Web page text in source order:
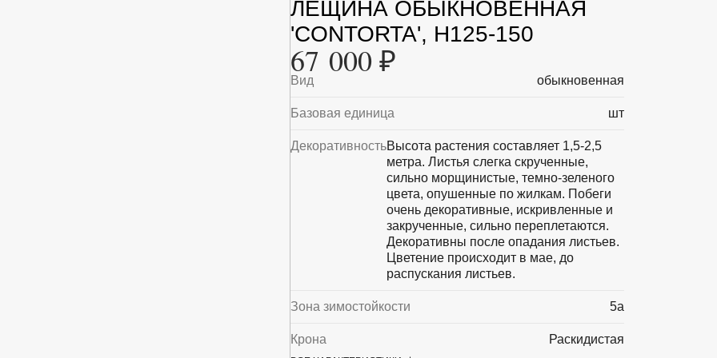
ЛЕЩИНА ОБЫКНОВЕННАЯ
'CONTORTA', H125-150
67 000 ₽
Вид обыкновенная
Базовая единица шт
ДекоративностьВысота растения составляет 1,5-2,5
метра. Листья слегка скрученные,
сильно морщинистые, темно-зеленого
цвета, опушенные по жилкам. Побеги
очень декоративные, искривленные и
закрученные, сильно переплетаются.
Декоративны после опадания листьев.
Цветение происходит в мае, до
распускания листьев.
Зона зимостойкости 5а
Крона Раскидистая